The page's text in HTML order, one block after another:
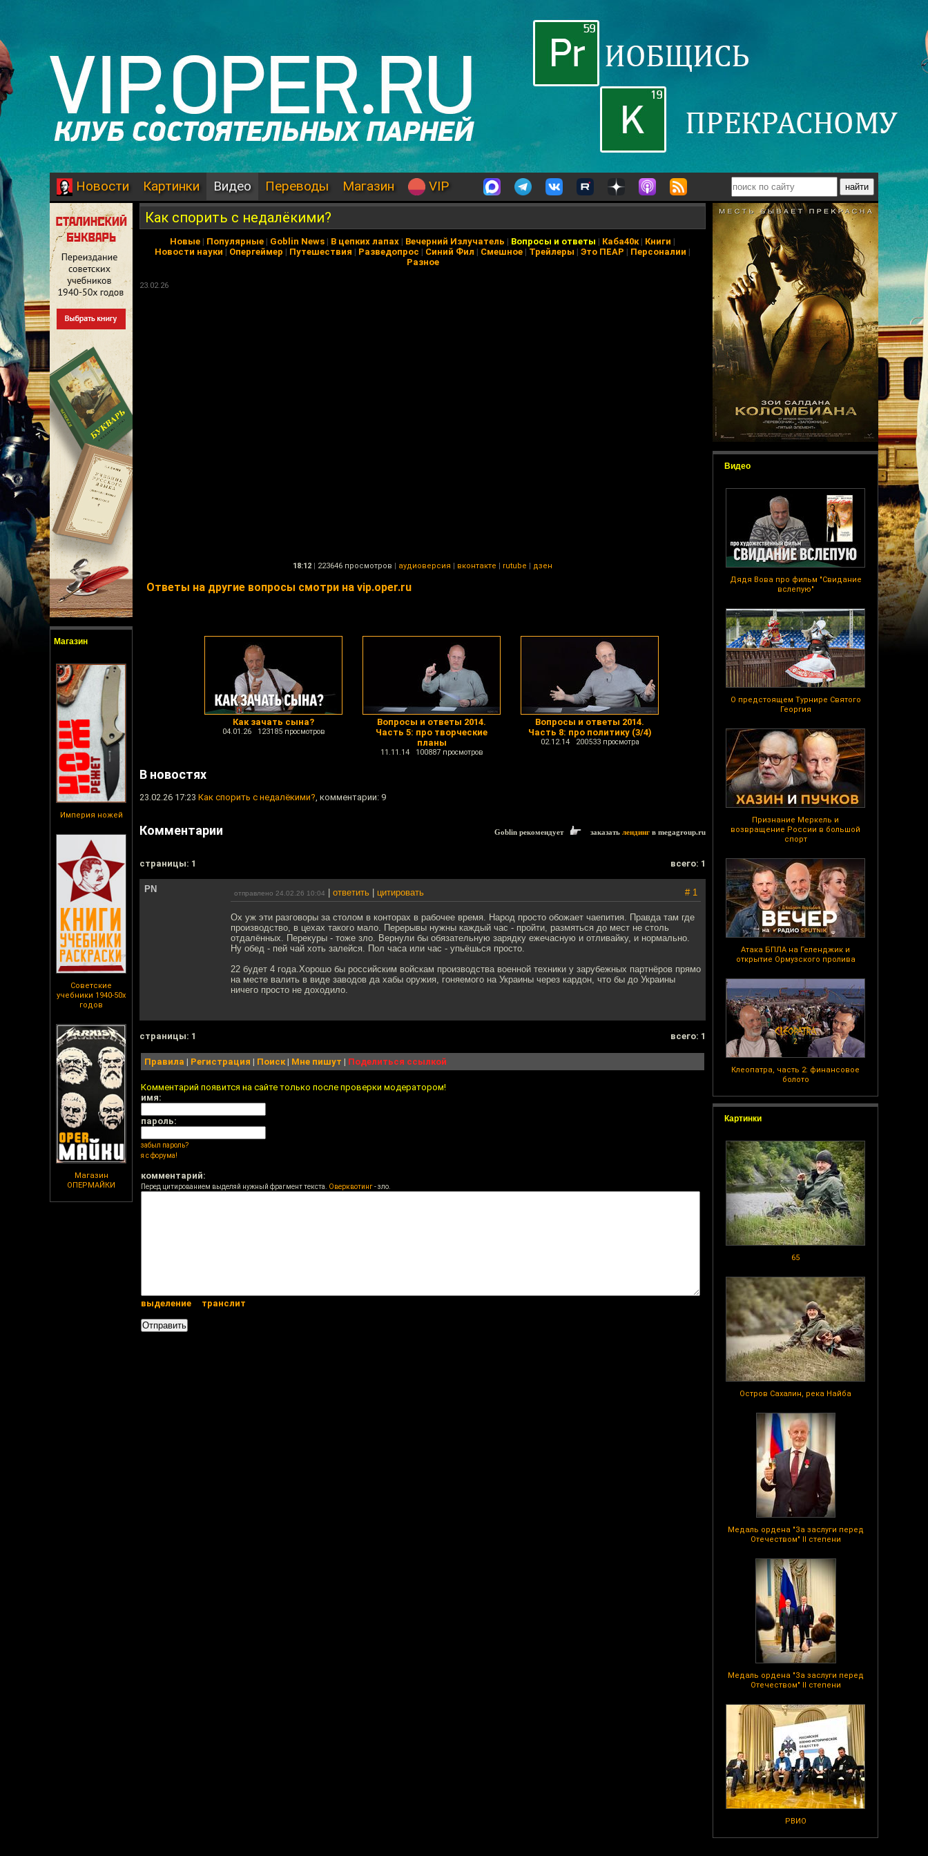
Новости Картинки Видео Переводы Магазин VIP
Магазин
Империя ножей
Советские
учебники 1940-50х
годов
Магазин
ОПЕРМАЙКИ
Видео
Дядя Вова про фильм "Свидание
вслепую"
О предстоящем Турнире Святого
Георгия
Признание Меркель и
возвращение России в большой
спорт
Атака БПЛА на Геленджик и
открытие Ормузского пролива
Клеопатра, часть 2: финансовое
болото
Картинки
65
Остров Сахалин, река Найба
Медаль ордена "За заслуги перед
Отечеством" II степени
Медаль ордена "За заслуги перед
Отечеством" II степени
РВИО
Как спорить с недалёкими?
Новые | Популярные | Goblin News | В цепких лапах | Вечерний Излучатель | Вопросы и ответы | Каба40к| Книги |
Новости науки | Опергеймер | Путешествия | Разведопрос | Синий Фил | Смешное | Трейлеры | Это ПЕАР | Персоналии |
Разное
23.02.26
18:12 | 223646 просмотров | аудиоверсия | вконтакте | rutube | дзен
Ответы на другие вопросы смотри на vip.oper.ru
Как зачать сына?
04.01.26 123185 просмотров
Вопросы и ответы 2014.
Часть 5: про творческие
планы
11.11.14 100887 просмотров
Вопросы и ответы 2014.
Часть 8: про политику (3/4)
02.12.14 200533 просмотра
В новостях
23.02.26 17:23 Как спорить с недалёкими?, комментарии: 9
Комментарии Goblin рекомендует заказать лендинг в megagroup.ru
cтраницы: 1 всего: 1
PN отправлено 24.02.26 10:04 ответить цитировать # 1
Ох уж эти разговоры за столом в конторах в рабочее время. Народ просто обожает чаепития. Правда там где
производство, в цехах такого мало. Перерывы нужны каждый час - пройти, размяться до мест не столь
отдалённых. Перекуры - тоже зло. Вернули бы обязательную зарядку ежечасную и отливайку, и нормально.
Ну обед - пей чай хоть залейся. Пол часа или час - упьёшься просто.
22 будет 4 года.Хорошо бы российским войскам производства военной техники у зарубежных партнёров прямо
на месте валить в виде заводов да хабы оружия, гоняемого на Украины через кардон, что бы до Украины
ничего просто не доходило.
cтраницы: 1 всего: 1
Правила | Регистрация | Поиск| Мне пишут | Поделиться ссылкой
Комментарий появится на сайте только после проверки модератором!
имя:
пароль:
забыл пароль?
я с форума!
комментарий:
Перед цитированием выделяй нужный фрагмент текста. Оверквотинг- зло.
выделение транслит